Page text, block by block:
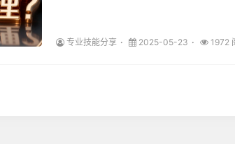
专业技能分享 2025-05-23 1972